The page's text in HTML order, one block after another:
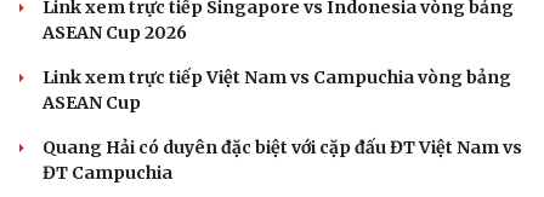
Sức khỏe
Dinh dưỡng - món ngon
Cây thuốc
Sản phụ khoa
Nhà đẹp
Blog
Link xem trực tiếp Singapore vs Indonesia vòng bảng
ASEAN Cup 2026
Link xem trực tiếp Việt Nam vs Campuchia vòng bảng
ASEAN Cup
Quang Hải có duyên đặc biệt với cặp đấu ĐT Việt Nam vs
ĐT Campuchia